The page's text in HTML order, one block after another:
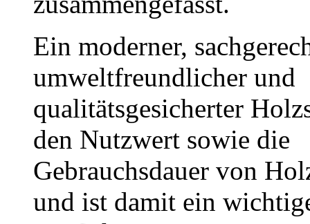
Ein moderner,
umweltfreundlicher und
qualitätsgesicherter
den Nutzwert sowie die
Gebrauchsdauer von
und ist damit ein